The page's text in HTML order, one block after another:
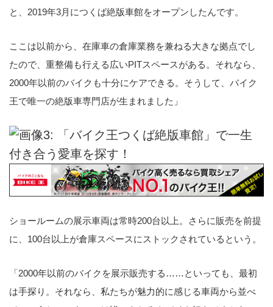
と、2019年3月につくば絶版車館をオープンしたんです。
ここは以前から、在庫車の倉庫業務を兼ねる大きな拠点でし
たので、重整備も行える広いPITスペースがある。それなら、
2000年以前のバイクも十分にケアできる。そうして、バイク
王で唯一の絶版車専門店が生まれました」
ショールームの展示車両は常時200台以上。さらに販売を前提
に、100台以上が倉庫スペースにストックされているという。
「2000年以前のバイクを展示販売する……といっても、最初
は手探り。それなら、私たちが魅力的に感じる車両から並べ